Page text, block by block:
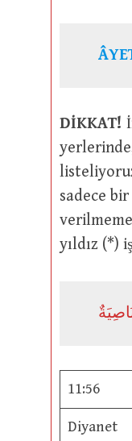
DİKKAT!
sadece
yıldız (*)
11:56
Diyanet